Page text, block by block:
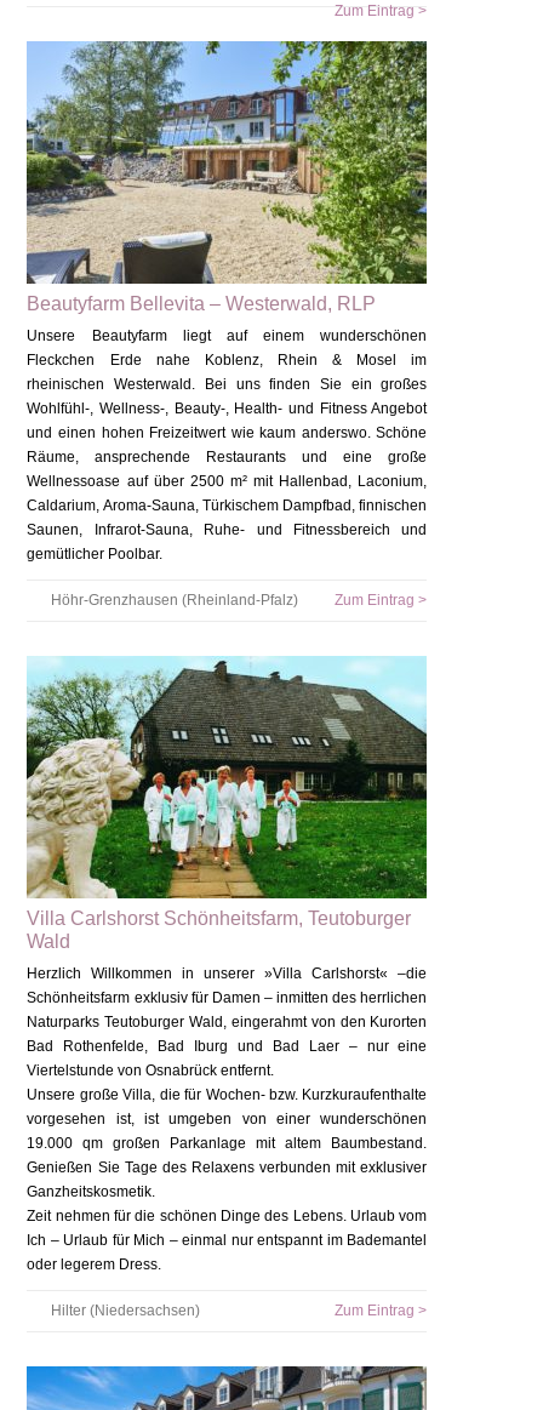
Zum Eintrag >
Beautyfarm Bellevita – Westerwald, RLP
Unsere Beautyfarm liegt auf einem wunderschönen
Fleckchen Erde nahe Koblenz, Rhein & Mosel im
rheinischen Westerwald. Bei uns finden Sie ein großes
Wohlfühl-, Wellness-, Beauty-, Health- und Fitness Angebot
und einen hohen Freizeitwert wie kaum anderswo. Schöne
Räume, ansprechende Restaurants und eine große
Wellnessoase auf über 2500 m² mit Hallenbad, Laconium,
Caldarium, Aroma-Sauna, Türkischem Dampfbad, finnischen
Saunen, Infrarot-Sauna, Ruhe- und Fitnessbereich und
gemütlicher Poolbar.
Höhr-Grenzhausen (Rheinland-Pfalz) Zum Eintrag >
Villa Carlshorst Schönheitsfarm, Teutoburger
Wald
Herzlich Willkommen in unserer »Villa Carlshorst« –die
Schönheitsfarm exklusiv für Damen – inmitten des herrlichen
Naturparks Teutoburger Wald, eingerahmt von den Kurorten
Bad Rothenfelde, Bad Iburg und Bad Laer – nur eine
Viertelstunde von Osnabrück entfernt.
Unsere große Villa, die für Wochen- bzw. Kurzkuraufenthalte
vorgesehen ist, ist umgeben von einer wunderschönen
19.000 qm großen Parkanlage mit altem Baumbestand.
Genießen Sie Tage des Relaxens verbunden mit exklusiver
Ganzheitskosmetik.
Zeit nehmen für die schönen Dinge des Lebens. Urlaub vom
Ich – Urlaub für Mich – einmal nur entspannt im Bademantel
oder legerem Dress.
Hilter (Niedersachsen) Zum Eintrag >